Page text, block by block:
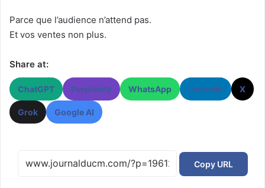
Parce que l’audience n’attend pas.
Et vos ventes non plus.
Share at:
ChatGPT Perplexity WhatsApp LinkedIn X
Grok Google AI
Copy URL